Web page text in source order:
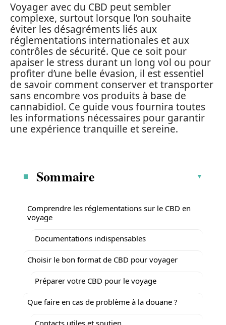
Voyager avec du CBD peut sembler
complexe, surtout lorsque l’on souhaite
éviter les désagréments liés aux
réglementations internationales et aux
contrôles de sécurité. Que ce soit pour
apaiser le stress durant un long vol ou pour
profiter d’une belle évasion, il est essentiel
de savoir comment conserver et transporter
sans encombre vos produits à base de
cannabidiol. Ce guide vous fournira toutes
les informations nécessaires pour garantir
une expérience tranquille et sereine.
Sommaire
Comprendre les réglementations sur le CBD en
voyage
Documentations indispensables
Choisir le bon format de CBD pour voyager
Préparer votre CBD pour le voyage
Que faire en cas de problème à la douane ?
Contacts utiles et soutien